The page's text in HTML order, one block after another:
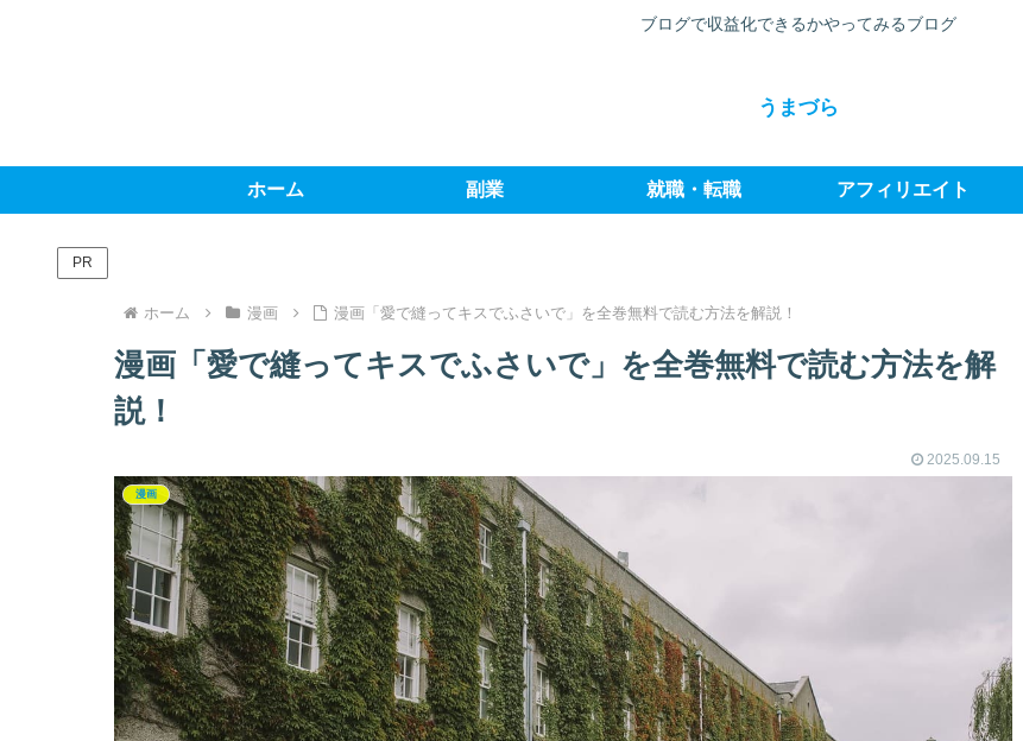
ブログで収益化できるかやってみるブログ
うまづら
ホーム 副業 就職・転職 アフィリエイト
PR
ホーム 漫画 漫画「愛で縫ってキスでふさいで」を全巻無料で読む方法を解説！
漫画「愛で縫ってキスでふさいで」を全巻無料で読む方法を解
説！
2025.09.15
漫画